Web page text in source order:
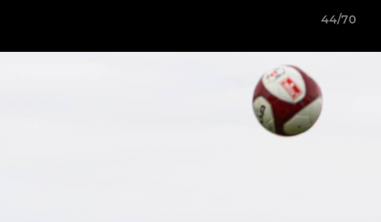
44/70